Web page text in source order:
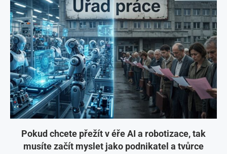
Pokud chcete přežít v éře AI a robotizace, tak
musíte začít myslet jako podnikatel a tvůrce